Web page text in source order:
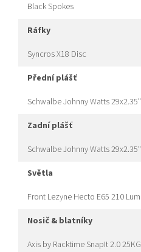
Black Spokes
ráfky
Syncros X18 Disc
přední plášť
Schwalbe Johnny Watts
zadní plášť
Schwalbe Johnny Watts
světla
Front Lezyne Hecto E65 210
nosič & blatníky
Axis by Racktime SnapIt 2.0 25KG